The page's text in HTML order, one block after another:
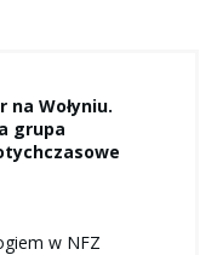
na Wołyniu.
grupa
w NFZ